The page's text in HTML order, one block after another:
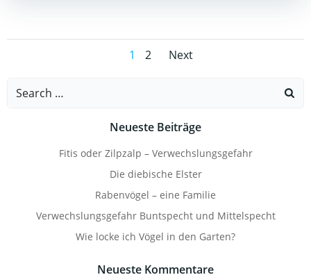
Posts
Page
1 Page
2
Posts
navigation
Next
Search
Neueste Beiträge
Fitis oder Zilpzalp – Verwechslungsgefahr
Die diebische Elster
Rabenvögel – eine Familie
Verwechslungsgefahr Buntspecht und Mittelspecht
Wie locke ich Vögel in den Garten?
Neueste Kommentare